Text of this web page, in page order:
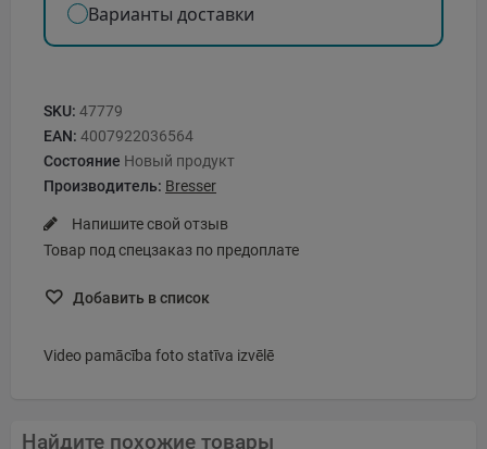
Варианты доставки
SKU: 47779
EAN: 4007922036564
Состояние Новый продукт
Производитель: Bresser
Напишите свой отзыв
Товар под спецзаказ по предоплате
Добавить в список
Video pamācība foto statīva izvēlē
Найдите похожие товары